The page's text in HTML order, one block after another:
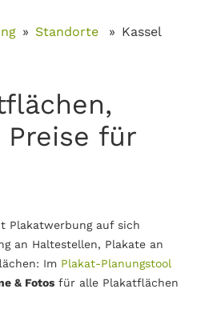
Standorte Kassel
Preise für
Plakatwerbung auf sich
an Haltestellen, Plakate an
Im Plakat-Planungstool
& Fotos für alle Plakatflächen